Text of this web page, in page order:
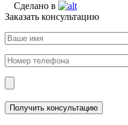
Сделано в
Заказать консультацию